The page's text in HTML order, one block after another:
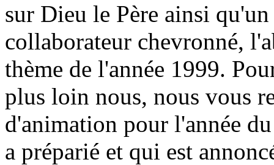
sur Dieu le Père ainsi
collaborateur chevronné,
thème de l'année 1999.
plus loin nous, nous vous
d'animation pour l'année
a préparié et qui est